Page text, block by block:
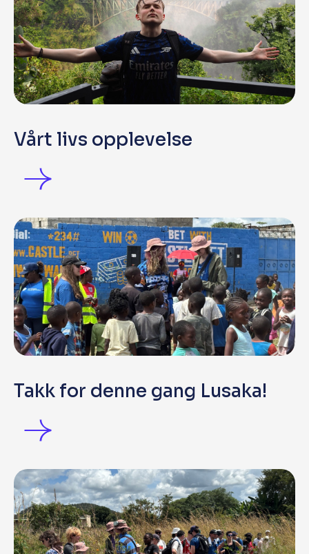
Vårt livs opplevelse
Takk for denne gang Lusaka!